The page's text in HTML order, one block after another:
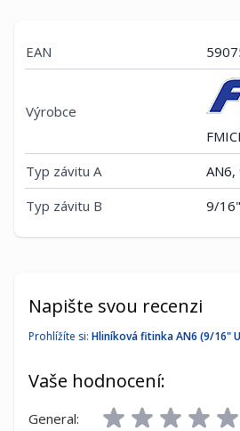
EAN
Výrobce
Typ závitu A
Typ závitu B
9/
Napište svou recenzi
Prohlížíte si: Hliníková fitinka AN6 (9/16"
Vaše hodnocení:
General: